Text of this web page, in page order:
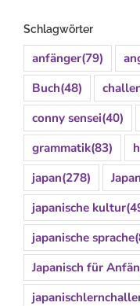
Schlagwörter
anfänger(79)
Buch(48)
conny sensei(40)
grammatik(83)
japan(278)
japanische kultur
japanische sprache
Japanisch für